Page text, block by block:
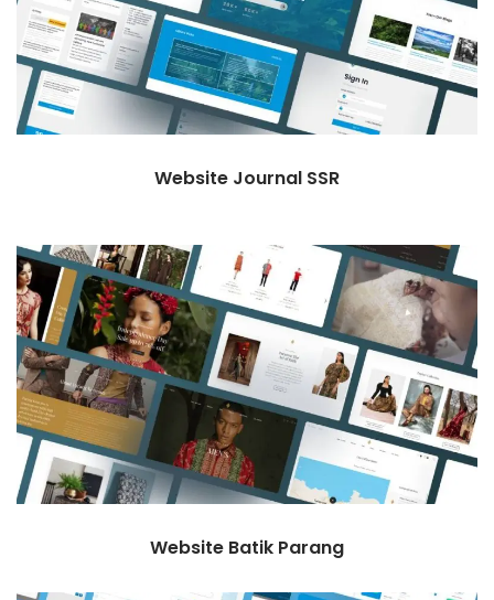
Website Journal SSR
Website Batik Parang